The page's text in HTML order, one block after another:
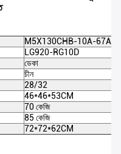
M5X130CHB-10A-67A/
LG920-RG10D
ডেকা
চীন
28/32
46*46*53CM
70 কেজি
85 কেজি
72*72*62CM